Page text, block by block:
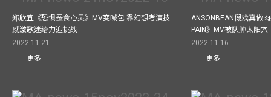
郑欣宜《恐惧蚕食心灵》MV变喊包 靠幻想考演技
感激歌迷给力迎挑战
2022-11-21
更多
ANSONBEAN假戏真做
PAIN》MV被队肿太阳穴
2022-11-16
更多